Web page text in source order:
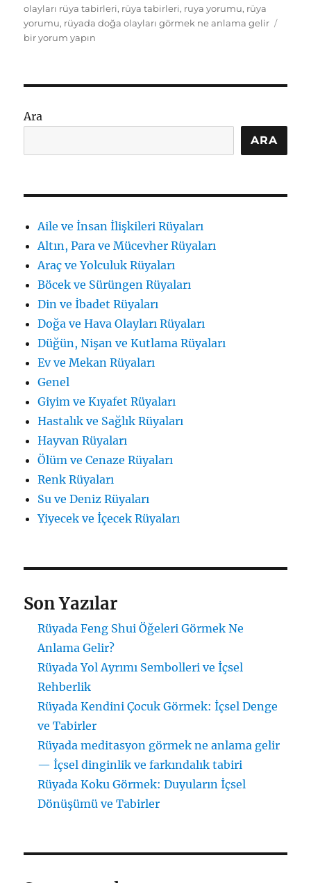
tarihi
olayları rüya tabirleri, rüya tabirleri, ruya yorumu, rüya
yorumu, rüyada doğa olayları görmek ne anlama gelir
bir yorum yapın
Ara
ARA
Aile ve İnsan İlişkileri Rüyaları
Altın, Para ve Mücevher Rüyaları
Araç ve Yolculuk Rüyaları
Böcek ve Sürüngen Rüyaları
Din ve İbadet Rüyaları
Doğa ve Hava Olayları Rüyaları
Düğün, Nişan ve Kutlama Rüyaları
Ev ve Mekan Rüyaları
Genel
Giyim ve Kıyafet Rüyaları
Hastalık ve Sağlık Rüyaları
Hayvan Rüyaları
Ölüm ve Cenaze Rüyaları
Renk Rüyaları
Su ve Deniz Rüyaları
Yiyecek ve İçecek Rüyaları
Son Yazılar
Rüyada Feng Shui Öğeleri Görmek Ne
Anlama Gelir?
Rüyada Yol Ayrımı Sembolleri ve İçsel
Rehberlik
Rüyada Kendini Çocuk Görmek: İçsel Denge
ve Tabirler
Rüyada meditasyon görmek ne anlama gelir
— İçsel dinginlik ve farkındalık tabiri
Rüyada Koku Görmek: Duyuların İçsel
Dönüşümü ve Tabirler